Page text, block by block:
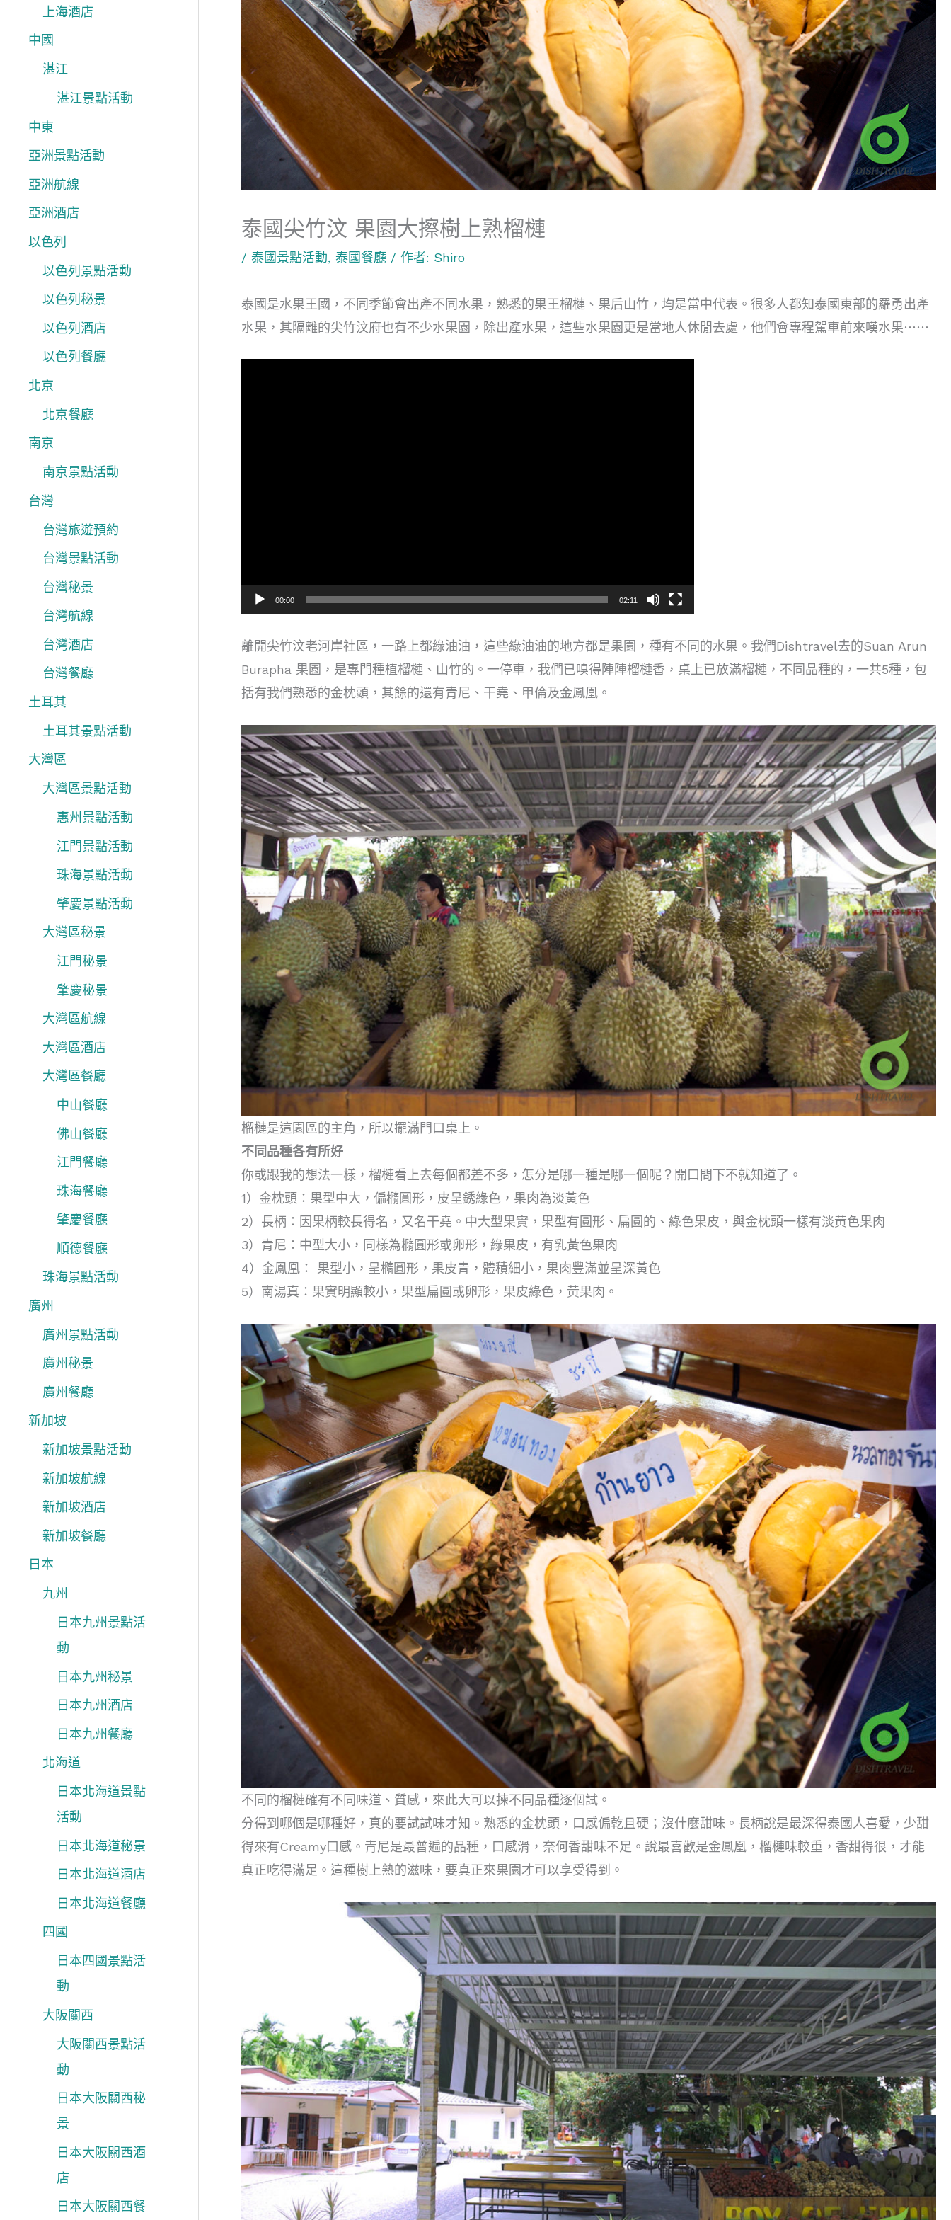
上海酒店
中國
湛江
湛江景點活動
中東
亞洲景點活動
亞洲航線
亞洲酒店
以色列
以色列景點活動
以色列秘景
以色列酒店
以色列餐廳
北京
北京餐廳
南京
南京景點活動
台灣
台灣旅遊預約
台灣景點活動
台灣秘景
台灣航線
台灣酒店
台灣餐廳
土耳其
土耳其景點活動
大灣區
大灣區景點活動
惠州景點活動
江門景點活動
珠海景點活動
肇慶景點活動
大灣區秘景
江門秘景
肇慶秘景
大灣區航線
大灣區酒店
大灣區餐廳
中山餐廳
佛山餐廳
江門餐廳
珠海餐廳
肇慶餐廳
順德餐廳
珠海景點活動
廣州
廣州景點活動
廣州秘景
廣州餐廳
新加坡
新加坡景點活動
新加坡航線
新加坡酒店
新加坡餐廳
日本
九州
日本九州景點活
動
日本九州秘景
日本九州酒店
日本九州餐廳
北海道
日本北海道景點
活動
日本北海道秘景
日本北海道酒店
日本北海道餐廳
四國
日本四國景點活
動
大阪關西
大阪關西景點活
動
日本大阪關西秘
景
日本大阪關西酒
店
日本大阪關西餐
泰國尖竹汶 果園大擦樹上熟榴槤
/ 泰國景點活動, 泰國餐廳/ 作者: Shiro
泰國是水果王國，不同季節會出產不同水果，熟悉的果王榴槤、果后山竹，均是當中代表。很多人都知泰國東部的羅勇出產
水果，其隔離的尖竹汶府也有不少水果園，除出產水果，這些水果園更是當地人休閒去處，他們會專程駕車前來嘆水果⋯⋯
00:00 02:11
離開尖竹汶老河岸社區，一路上都綠油油，這些綠油油的地方都是果園，種有不同的水果。我們Dishtravel去的Suan Arun
Burapha 果園，是專門種植榴槤、山竹的。一停車，我們已嗅得陣陣榴槤香，桌上已放滿榴槤，不同品種的，一共5種，包
括有我們熟悉的金枕頭，其餘的還有青尼、干堯、甲倫及金鳳凰。
榴槤是這園區的主角，所以擺滿門口桌上。
不同品種各有所好
你或跟我的想法一樣，榴槤看上去每個都差不多，怎分是哪一種是哪一個呢？開口問下不就知道了。
1）金枕頭：果型中大，偏橢圓形，皮呈銹綠色，果肉為淡黃色
2）長柄：因果柄較長得名，又名干堯。中大型果實，果型有圓形、扁圓的、綠色果皮，與金枕頭一樣有淡黃色果肉
3）青尼：中型大小，同樣為橢圓形或卵形，綠果皮，有乳黃色果肉
4）金鳳凰： 果型小，呈橢圓形，果皮青，體積細小，果肉豐滿並呈深黃色
5）南湯真：果實明顯較小，果型扁圓或卵形，果皮綠色，黃果肉。
不同的榴槤確有不同味道、質感，來此大可以揀不同品種逐個試。
分得到哪個是哪種好，真的要試試味才知。熟悉的金枕頭，口感偏乾且硬；沒什麼甜味。長柄說是最深得泰國人喜愛，少甜
得來有Creamy口感。青尼是最普遍的品種，口感滑，奈何香甜味不足。說最喜歡是金鳳凰，榴槤味較重，香甜得很，才能
真正吃得滿足。這種樹上熟的滋味，要真正來果園才可以享受得到。